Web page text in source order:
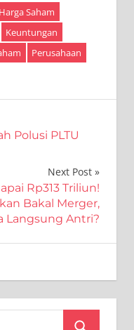
Harga Saham
Keuntungan
Perusahaan
Polusi PLTU
Next Post
Rp313 Triliun!
Bakal Merger,
Langsung Antri?